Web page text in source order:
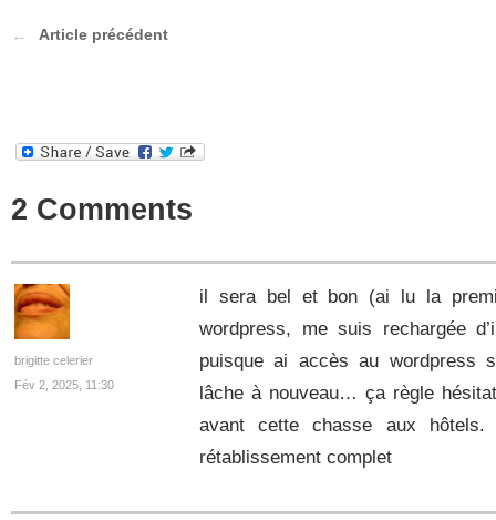
Article précédent
2 Comments
brigitte celerier
Fév 2, 2025, 11:30
il sera bel et bon (ai lu la
wordpress, me suis rechargée
puisque ai accès au wordpress
lâche à nouveau… ça règle
avant cette chasse aux
rétablissement complet